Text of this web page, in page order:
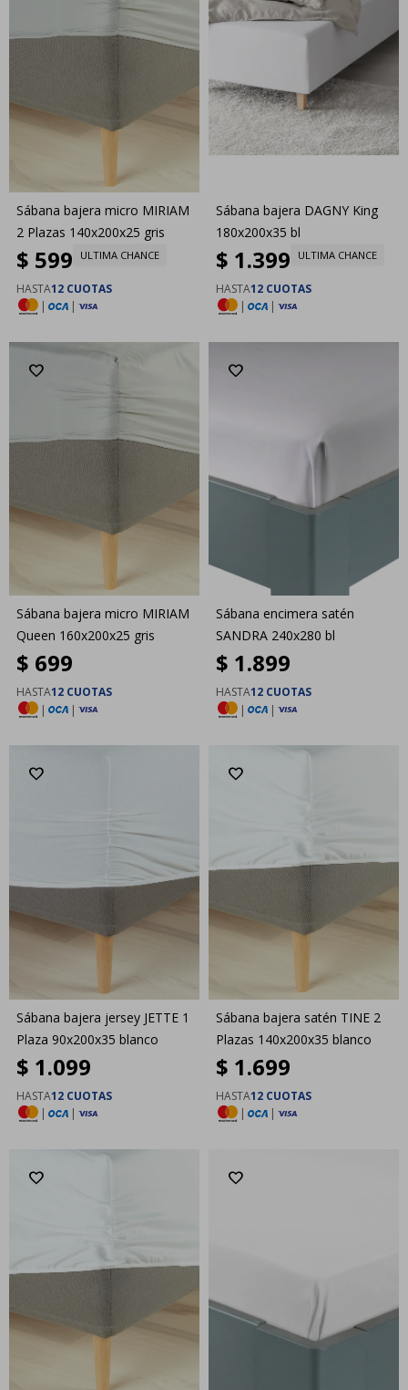
Sábana bajera micro MIRIAM
2 Plazas 140x200x25 gris
$ 599 ULTIMA CHANCE
HASTA12 CUOTAS
|
|
Sábana bajera DAGNY King
180x200x35 bl
$ 1.399 ULTIMA CHANCE
HASTA12 CUOTAS
|
|
Sábana bajera micro MIRIAM
Queen 160x200x25 gris
$ 699
HASTA12 CUOTAS
|
|
Sábana encimera satén
SANDRA 240x280 bl
$ 1.899
HASTA12 CUOTAS
|
|
Sábana bajera jersey JETTE 1
Plaza 90x200x35 blanco
$ 1.099
HASTA12 CUOTAS
|
|
Sábana bajera satén TINE 2
Plazas 140x200x35 blanco
$ 1.699
HASTA12 CUOTAS
|
|